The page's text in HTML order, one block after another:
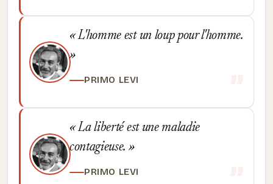
L'homme est un loup pour l'homme.
PRIMO LEVI
La liberté est une maladie
contagieuse.
PRIMO LEVI